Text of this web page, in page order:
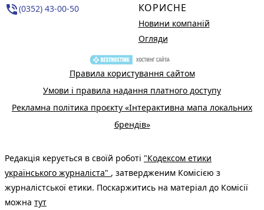
phone_in_talk(0352) 43-00-50 КОРИСНЕ
Новини компаній
Огляди
Правила користування сайтом
Умови і правила надання платного доступу
Рекламна політика проєкту «Інтерактивна мапа локальних
брендів»
Редакція керується в своїй роботі "Кодексом етики
українського журналіста" , затвердженим Комісією з
журналістської етики. Поскаржитись на матеріал до Комісії
можна тут